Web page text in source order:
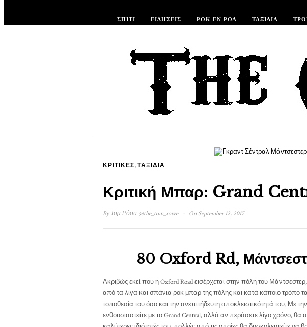
ΣΠΊΤΙ ΕΙΔΉΣΕΙΣ ΡΟΚ ΕΝ ΡΟΛ ΤΑΞΊΔΙΑ
ΚΡΙΤΙΚΈΣ, ΤΑΞΊΔΙΑ
Κριτική Μπαρ: Grand
ByΤομ Ρόου @the_tom_rowe · On September 12, 2017
80 Oxford Rd,
Ακριβώς εκεί που η Oxford Road εισέρχεται στην πόλη του Μάντσεστερ,
από τα λίγα και σπάνια ροκ μπαρ της πόλης και κατά κάποιο τρόπο
τοποθεσία του όσο και την ανεπιτήδευτη αποκλειστικότητά του. Με
ενθουσιαστείτε με το Grand Central, αλλά αν περάσετε λίγο χρόνο, θα